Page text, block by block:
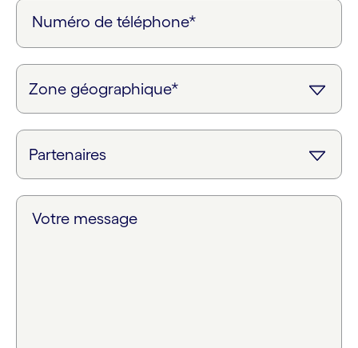
Numéro de téléphone*
Votre message